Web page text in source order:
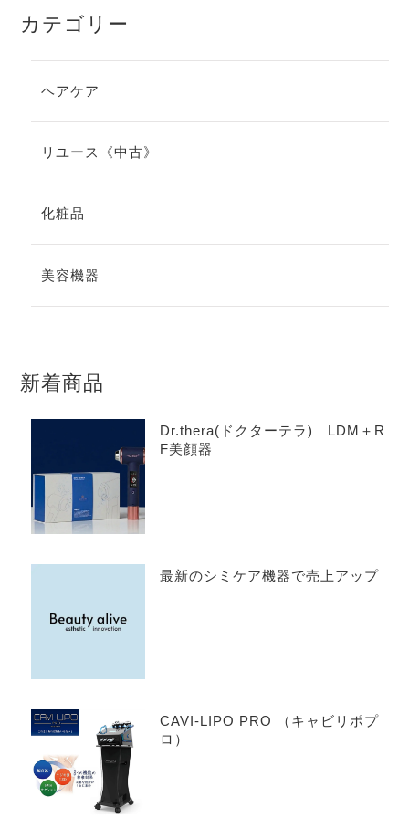
カテゴリー
ヘアケア
リユース《中古》
化粧品
美容機器
新着商品
Dr.thera(ドクターテラ) LDM＋R
F美顔器
最新のシミケア機器で売上アップ
CAVI-LIPO PRO （キャビリポプ
ロ）